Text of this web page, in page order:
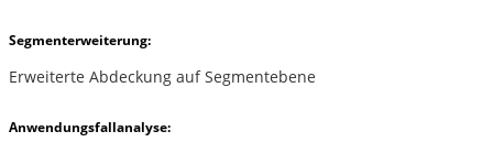
Segmenterweiterung:
Erweiterte Abdeckung auf Segmentebene
Anwendungsfallanalyse: